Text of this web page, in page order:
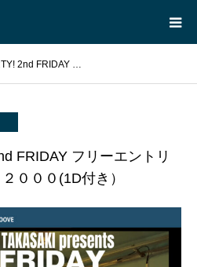
2nd FRIDAY …
FRIDAY フリーエントリ
０００(1D付き）